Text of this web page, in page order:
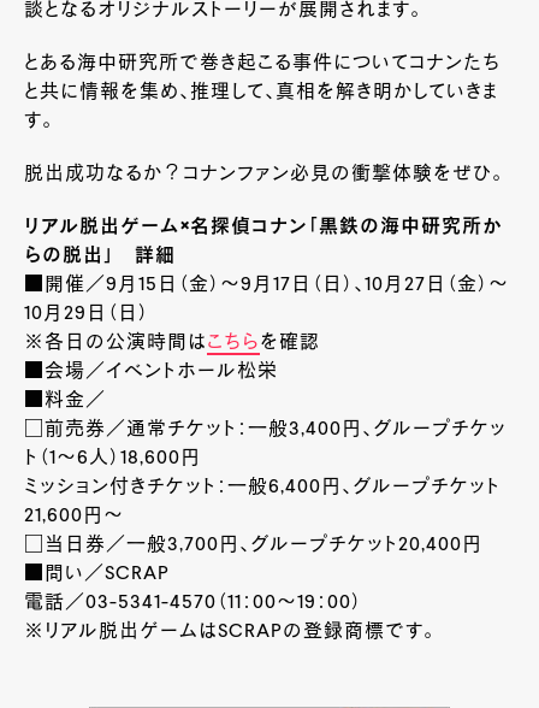
談となるオリジナルストーリーが展開されます。
とある海中研究所で巻き起こる事件についてコナンたち
と共に情報を集め、推理して、真相を解き明かしていきま
す。
脱出成功なるか？コナンファン必見の衝撃体験をぜひ。
リアル脱出ゲーム×名探偵コナン「黒鉄の海中研究所か
らの脱出」 詳細
■開催／9月 15 日（金）～9 月 17 日（日）、10月 27 日（金）～
10月 29 日（日）
※各日の公演時間はこちらを確認
■会場／イベントホール松栄
■料金／
□前売券／通常チケット：一般3,400 円、グループチケッ
ト（1 ～6人） 18,600 円
ミッション付きチケット：一般6,400 円、グループチケット
21,600 円～
□当日券／一般3,700 円、グループチケット20,400 円
■問い／SCRAP
電話／03-5341-4570（11 ： 00～19 ： 00）
※リアル脱出ゲームはSCRAPの登録商標です。